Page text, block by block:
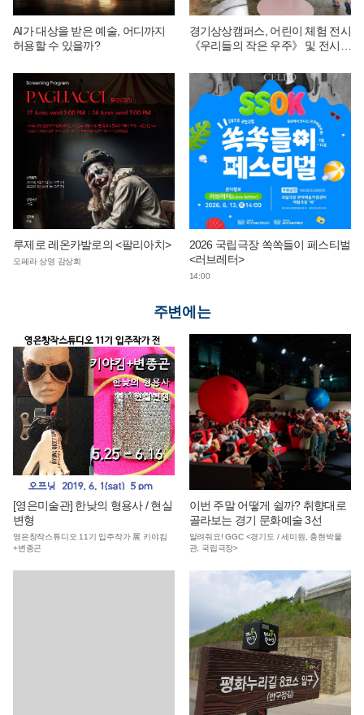
AI가 대상을 받은 예술, 어디까지
허용할 수 있을까?
경기상상캠퍼스, 어린이 체험 전시
《우리들의 작은 우주》 및 전시
루제로 레온카발로의 <팔리아치>
오페라 상영 감상회
2026 국립극장 쏙쏙들이 페스티벌
<러브레터>
14:00
주변에는
[영은미술관] 한낮의 형용사 / 현실
변형
영은창작스튜디오 11기 입주작가 展 키야킴
+변종곤
이번 주말 어떻게 쉴까? 취향대로
골라보는 경기 문화예술 3선
알려줘요! GGC <경기도 / 세미원, 충현박물
관, 국립극장>